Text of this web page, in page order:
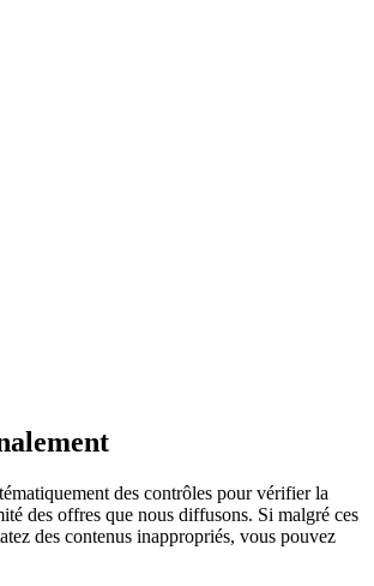
des contrôles pour vérifier la
des offres que nous diffusons. Si malgré ces
des contenus inappropriés, vous pouvez